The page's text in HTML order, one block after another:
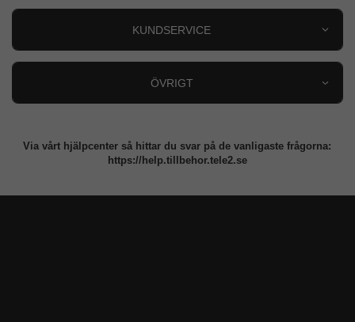
KUNDSERVICE
ÖVRIGT
Integritetspolicy
Via vårt hjälpcenter så hittar du svar på de vanligaste frågorna:
https://help.tillbehor.tele2.se